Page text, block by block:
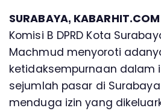
SURABAYA, KABARHIT.COM
Komisi B DPRD Kota
Machmud menyoroti
ketidaksempurnaan dalam
sejumlah pasar di
menduga izin yang